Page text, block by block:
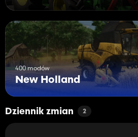
400 modów
New Holland
Dziennik zmian 2